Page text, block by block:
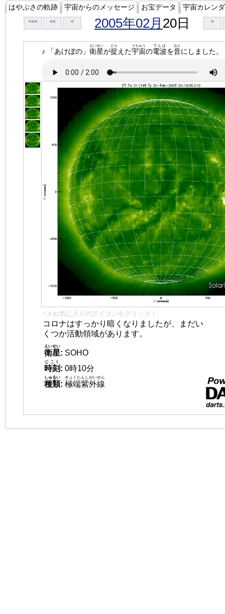
はやぶさの軌跡 宇宙からのメッセージ お宝データ 宇宙カレン
<<< << < 2005年02月 20日 >
♪ 「あけぼの」 衛星
えいせい
が捉
とら
えた宇宙
うちゅう
の電波
でんぱ
を音
おと
にしました。
👈 お気に入りのアイコンをクリック！
コロナはすっかり暗くなりましたが、まだい
くつか活動領域があります。
衛星
えいせい
: SOHO
時刻
じこく
: 0時10分
種類
しゅるい
: 極端紫外線
きょくたんしがいせん